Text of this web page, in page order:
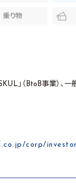
乗り物
」（BtoB事業）、
corp/